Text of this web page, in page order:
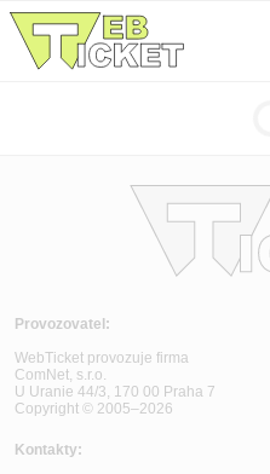
Provozovatel:
WebTicket provozuje firma
ComNet, s.r.o.
U Uranie 44/3, 170 00 Praha 7
Copyright © 2005–2026
Kontakty: